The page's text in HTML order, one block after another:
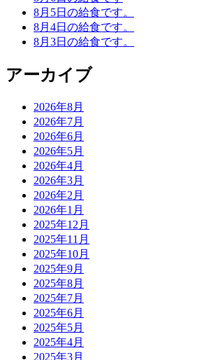
8月5日の給食です。
8月4日の給食です。
8月3日の給食です。
アーカイブ
2026年8月
2026年7月
2026年6月
2026年5月
2026年4月
2026年3月
2026年2月
2026年1月
2025年12月
2025年11月
2025年10月
2025年9月
2025年8月
2025年7月
2025年6月
2025年5月
2025年4月
2025年3月